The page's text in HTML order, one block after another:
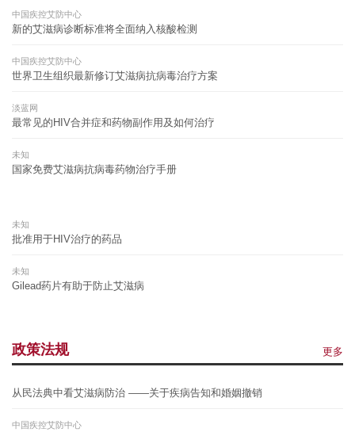
中国疾控艾防中心
新的艾滋病诊断标准将全面纳入核酸检测
中国疾控艾防中心
世界卫生组织最新修订艾滋病抗病毒治疗方案
淡蓝网
最常见的HIV合并症和药物副作用及如何治疗
未知
国家免费艾滋病抗病毒药物治疗手册
未知
批准用于HIV治疗的药品
未知
Gilead药片有助于防止艾滋病
政策法规 更多
从民法典中看艾滋病防治 ——关于疾病告知和婚姻撤销
中国疾控艾防中心